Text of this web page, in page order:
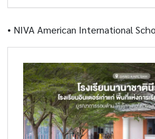
• NIVA American International